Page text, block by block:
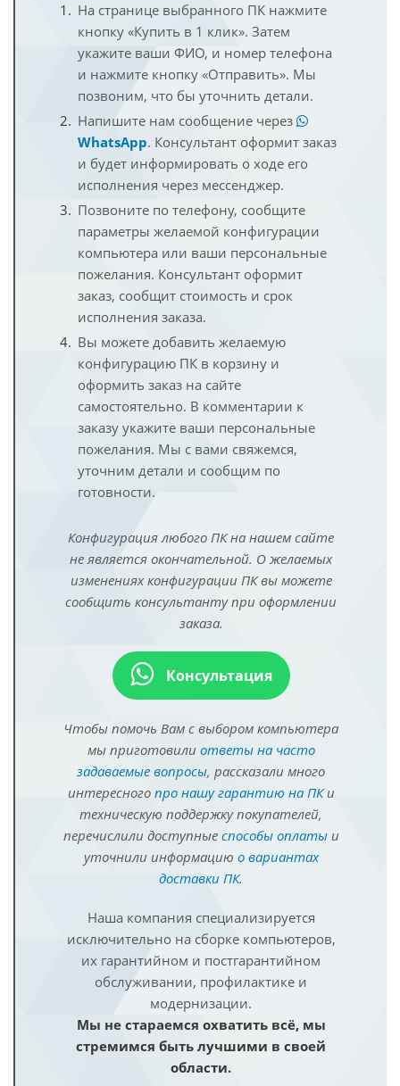
На странице выбранного ПК нажмите
кнопку «Купить в 1 клик». Затем
укажите ваши ФИО, и номер телефона
и нажмите кнопку «Отправить». Мы
позвоним, что бы уточнить детали.
Напишите нам сообщение через
WhatsApp. Консультант оформит заказ
и будет информировать о ходе его
исполнения через мессенджер.
Позвоните по телефону, сообщите
параметры желаемой конфигурации
компьютера или ваши персональные
пожелания. Консультант оформит
заказ, сообщит стоимость и срок
исполнения заказа.
Вы можете добавить желаемую
конфигурацию ПК в корзину и
оформить заказ на сайте
самостоятельно. В комментарии к
заказу укажите ваши персональные
пожелания. Мы с вами свяжемся,
уточним детали и сообщим по
готовности.
Конфигурация любого ПК на нашем сайте
не является окончательной. О желаемых
изменениях конфигурации ПК вы можете
сообщить консультанту при оформлении
заказа.
Консультация
Чтобы помочь Вам с выбором компьютера
мы приготовили ответы на часто
задаваемые вопросы, рассказали много
интересного про нашу гарантию на ПКи
техническую поддержку покупателей,
перечислили доступные способы оплатыи
уточнили информацию о вариантах
доставки ПК.
Наша компания специализируется
исключительно на сборке компьютеров,
их гарантийном и постгарантийном
обслуживании, профилактике и
модернизации.
Мы не стараемся охватить всё, мы
стремимся быть лучшими в своей
области.